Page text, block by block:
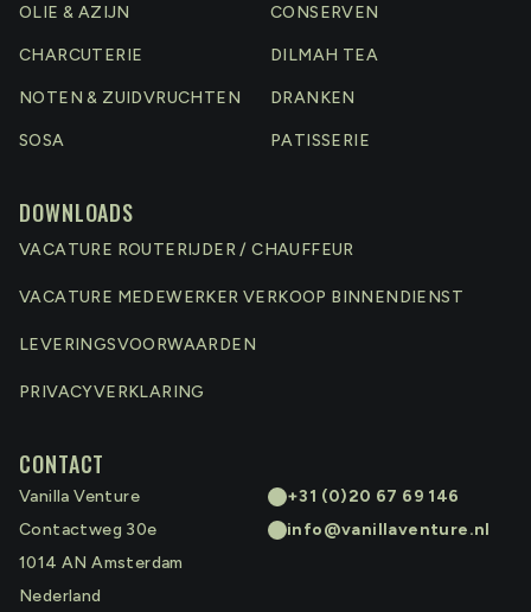
OLIE & AZIJN CONSERVEN
CHARCUTERIE DILMAH TEA
NOTEN & ZUIDVRUCHTEN DRANKEN
SOSA PATISSERIE
DOWNLOADS
VACATURE ROUTERIJDER / CHAUFFEUR
VACATURE MEDEWERKER VERKOOP BINNENDIENST
LEVERINGSVOORWAARDEN
PRIVACYVERKLARING
CONTACT
Vanilla Venture
Contactweg 30e
1014 AN Amsterdam
Nederland
+31 (0)20 67 69 146
info@vanillaventure.nl